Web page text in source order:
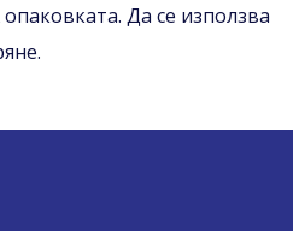
Да се използва